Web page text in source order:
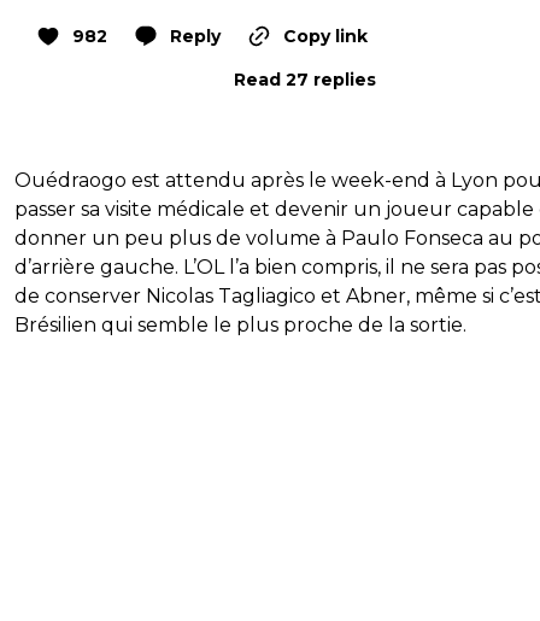
982 Reply
Copy link
Read 27 replies
Ouédraogo est attendu après le week-end à Lyon
passer sa visite médicale et devenir un joueur capable
donner un peu plus de volume à Paulo Fonseca au
d’arrière gauche. L’OL l’a bien compris, il ne sera pas
de conserver Nicolas Tagliagico et Abner, même si
Brésilien qui semble le plus proche de la sortie.